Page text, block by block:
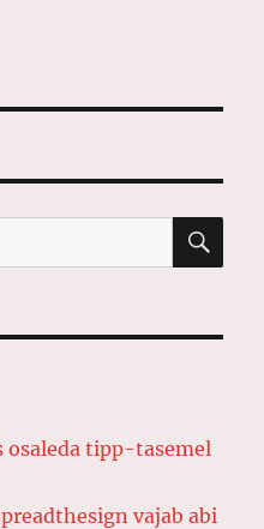
osaleda tipp-tasemel
vajab abi